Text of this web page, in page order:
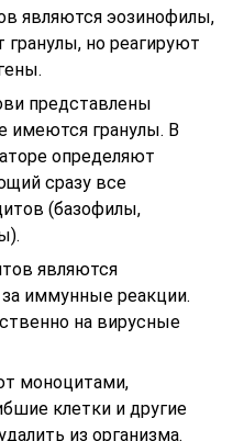
являются эозинофилы,
но реагируют
представлены
имеются гранулы. В
определяют
сразу все
(базофилы,
являются
иммунные реакции.
на вирусные
моноцитами,
клетки и другие
из организма.